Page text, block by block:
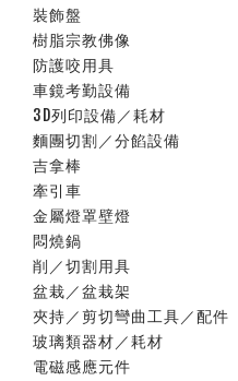
裝飾盤
樹脂宗教佛像
防護咬用具
車鏡考勤設備
3D列印設備／耗材
麵團切割／分餡設備
吉拿棒
牽引車
金屬燈罩壁燈
悶燒鍋
削／切割用具
盆栽／盆栽架
夾持／剪切彎曲工具／配件
玻璃類器材／耗材
電磁感應元件